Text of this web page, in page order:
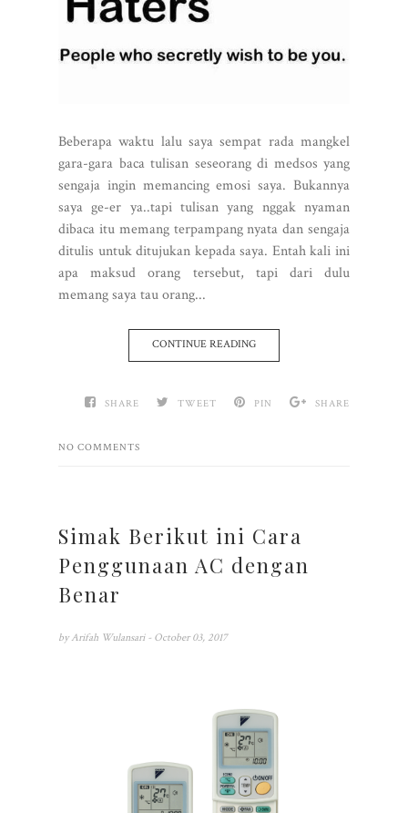
Beberapa waktu lalu saya sempat rada mangkel
gara-gara baca tulisan seseorang di medsos yang
sengaja ingin memancing emosi saya. Bukannya
saya ge-er ya..tapi tulisan yang nggak nyaman
dibaca itu memang terpampang nyata dan sengaja
ditulis untuk ditujukan kepada saya. Entah kali ini
apa maksud orang tersebut, tapi dari dulu
memang saya tau orang...
CONTINUE READING
SHARE TWEET PIN SHARE
NO COMMENTS
Simak Berikut ini Cara
Penggunaan AC dengan
Benar
by Arifah Wulansari - October 03, 2017